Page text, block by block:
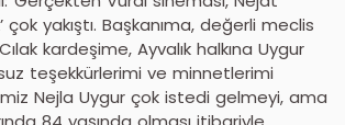
çok yakıştı. Başkanıma, değerli meclis
kardeşime, Ayvalık halkına Uygur
teşekkürlerimi ve minnetlerimi
Nejla Uygur çok istedi gelmeyi, ama